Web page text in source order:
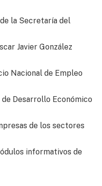
la Secretaría del
Javier González
Nacional de Empleo
Desarrollo Económico
de los sectores
informativos de